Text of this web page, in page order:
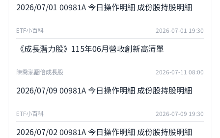
2026/07/01 00981A 今日操作明細 成份股持股明細
ETF小百科 2026-07-01 19:30
《成長潛力股》115年06月營收創新高清單
陳喬泓翻倍成長股 2026-07-11 08:00
2026/07/09 00981A 今日操作明細 成份股持股明細
ETF小百科 2026-07-09 19:30
2026/07/02 00981A 今日操作明細 成份股持股明細